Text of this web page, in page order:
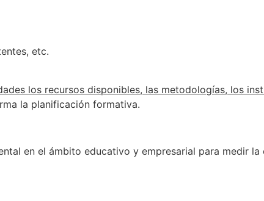
etc.
los recursos disponibles, las metodologías, los
la planificación formativa.
en el ámbito educativo y empresarial para medir